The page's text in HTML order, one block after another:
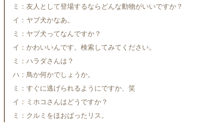
ミ：友人として登場するならどんな動物がいいですか？
イ：ヤブ犬かなあ。
ミ：ヤブ犬ってなんですか？
イ：かわいいんです。検索してみてください。
ミ：ハラダさんは？
ハ：鳥か何かでしょうか。
ミ：すぐに逃げられるようにですか、笑
イ：ミホコさんはどうですか？
ミ：クルミをほおばったリス。